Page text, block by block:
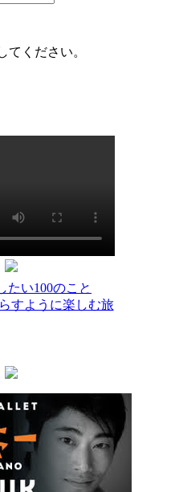
てください。
たい100のこと
すように楽しむ旅